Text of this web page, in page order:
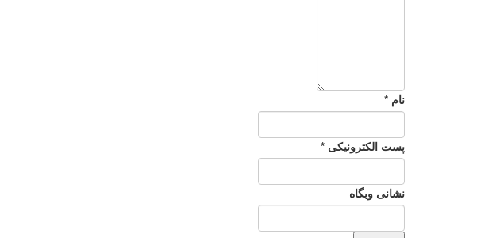
نام *
پست الکترونیکی *
نشانی وبگاه